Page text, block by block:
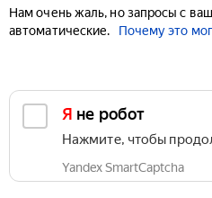
Нам очень жаль, но запросы с
автоматические.
Почему это
Я не робот
Нажмите, чтобы
Yandex SmartCaptcha